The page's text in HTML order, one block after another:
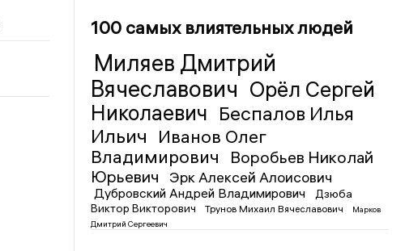
100 самых влиятельных людей
Миляев Дмитрий
Вячеславович Орёл Сергей
Николаевич Беспалов Илья
Ильич
Иванов Олег
Владимирович
Воробьев Николай
Юрьевич
Эрк Алексей Алоисович
Дубровский Андрей Владимирович
Дзюба
Виктор Викторович
Трунов Михаил Вячеславович
Марков
Дмитрий Сергеевич